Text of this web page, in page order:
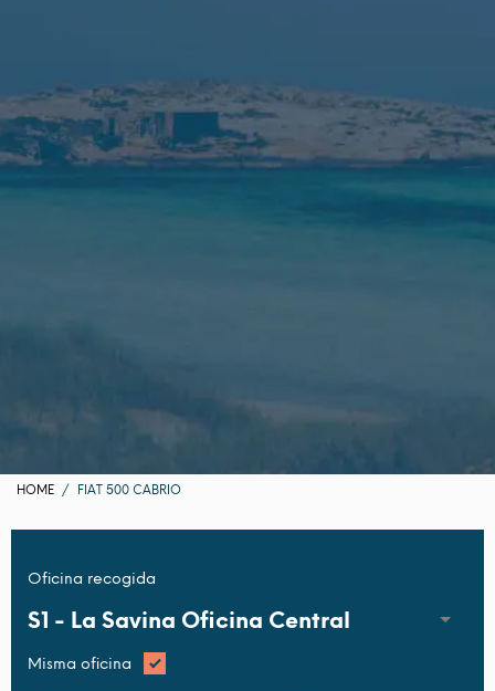
HOME FIAT 500 CABRIO
Oficina recogida
S1 - La Savina Oficina Central
Misma oficina